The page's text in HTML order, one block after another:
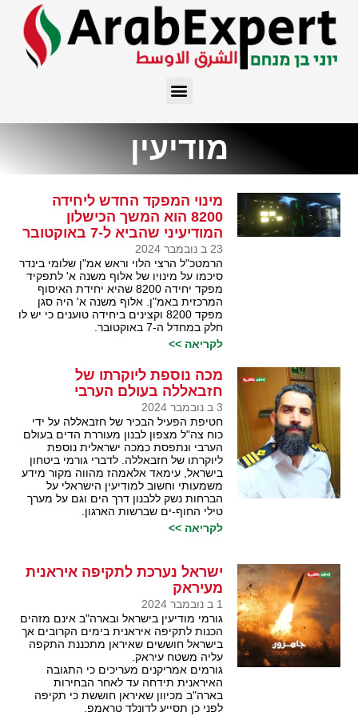
מודיעין
מינוי המפקד החדש ליחידה
8200 הוא המשך הכישלון
המודיעיני שהביא ל-7 באוקטובר
23 ב נובמבר 2024
הרמטכ"ל הרצי הלוי וראש אמ"ן שלומי בינדר
סיכמו על מינויו של אלוף משנה א' לתפקיד
מפקד יחידה 8200 שהיא יחידת האיסוף
המרכזית באמ"ן. אלוף משנה א' היה סגן
מפקד 8200 וקצינים ביחידה טוענים כי יש לו
חלק במחדל ה-7 באוקטובר.
לקריאה >>
מכה נוספת ליוקרתו של
חזבאללה בעולם הערבי
3 ב נובמבר 2024
חטיפת הפעיל הבכיר של חזבאללה על ידי
כוח צה"ל מצפון לבנון מעוררת הדים בעולם
הערבי ונתפסת כמכה ישראלית נוספת
ליוקרתו של חזבאללה. לדברי גורמי ביטחון
בישראל, עימאד אלאמהז מהווה מקור מידע
משמעותי וחשוב למודיעין הישראלי על
הברחות נשק ללבנון דרך הים וגם על מערך
טילי החוף-ים שברשות הארגון.
לקריאה >>
ישראל נערכת לתקיפה איראנית
מעיראק
1 ב נובמבר 2024
גורמי מודיעין בישראל ובארה"ב אינם מזהים
הכנות לתקיפה איראנית בימים הקרובים אך
בישראל חוששים שאיראן מתכננת התקפה
עליה משטח עיראק.
גורמים אמריקנים מעריכים כי התגובה
האיראנית תידחה עד לאחר הבחירות
בארה"ב מכיוון שאיראן חוששת כי תקיפה
לפני כן תסייע לדונלד טראמפ.